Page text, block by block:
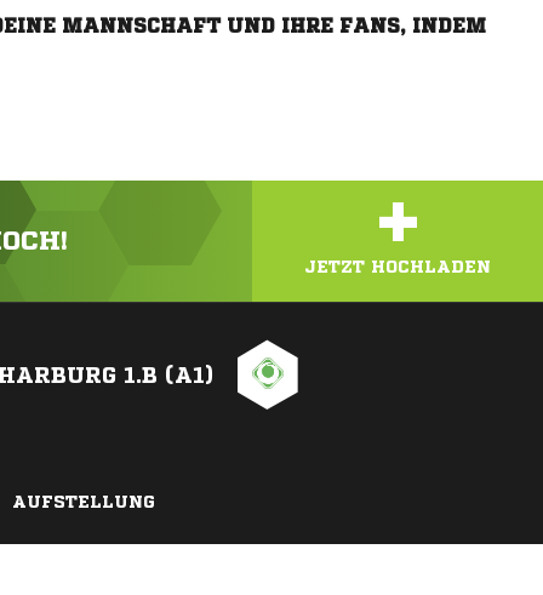
MANNSCHAFT UND IHRE FANS, INDEM
+
JETZT HOCHLADEN
1.B (A1)
AUFSTELLUNG